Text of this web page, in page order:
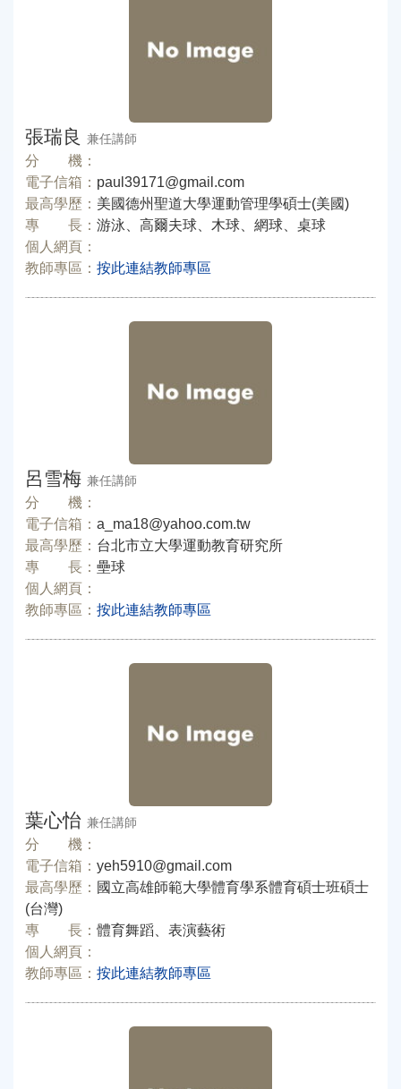
張瑞良 兼任講師
分 機：
電子信箱： paul39171@gmail.com
最高學歷： 美國德州聖道大學運動管理學碩士(美國)
專 長： 游泳、高爾夫球、木球、網球、桌球
個人網頁：
教師專區： 按此連結教師專區
呂雪梅 兼任講師
分 機：
電子信箱： a_ma18@yahoo.com.tw
最高學歷： 台北市立大學運動教育研究所
專 長： 壘球
個人網頁：
教師專區： 按此連結教師專區
葉心怡 兼任講師
分 機：
電子信箱： yeh5910@gmail.com
最高學歷： 國立高雄師範大學體育學系體育碩士班碩士
(台灣)
專 長： 體育舞蹈、表演藝術
個人網頁：
教師專區： 按此連結教師專區